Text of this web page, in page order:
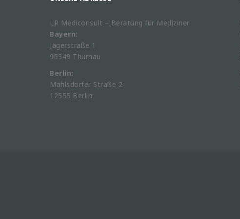
LR Mediconsult – Beratung für Mediziner
Bayern:
Jägerstraße 1
95349 Thurnau
Berlin:
Mahlsdorfer Straße 2
12555 Berlin